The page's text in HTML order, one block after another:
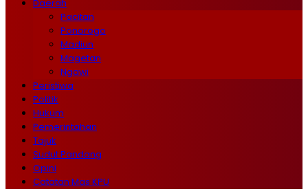
Daerah
Pacitan
Ponorogo
Madiun
Magetan
Ngawi
Peristiwa
Politik
Hukum
Pemerintahan
Tajuk
Sudut Pandang
Opini
Catatan Mas KPU